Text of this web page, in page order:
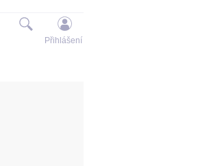
Přihlášení